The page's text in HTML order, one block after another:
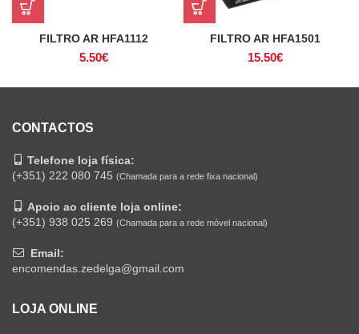
FILTRO AR HFA1112
5.50€
FILTRO AR HFA1501
15.50€
CONTACTOS
Telefone loja física:
(+351) 222 080 745 (Chamada para a rede fixa nacional)
Apoio ao cliente loja online:
(+351) 938 025 269 (Chamada para a rede móvel nacional)
Email:
encomendas.zedelga@gmail.com
LOJA ONLINE